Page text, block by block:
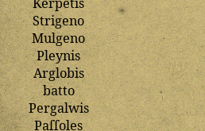
Strigeno
Mulgeno
Pleynis
Arglobis
batto
Pergalwis
Paſſoles